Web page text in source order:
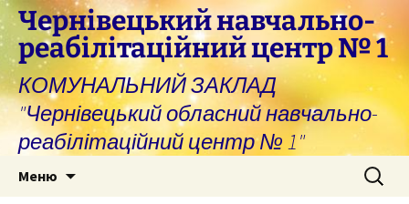
Перейти
до
вмісту
Чернівецький навчально-
реабілітаційний центр № 1
КОМУНАЛЬНИЙ ЗАКЛАД
"Чернівецький обласний навчально-
реабілітаційний центр № 1"
Меню Пошук: